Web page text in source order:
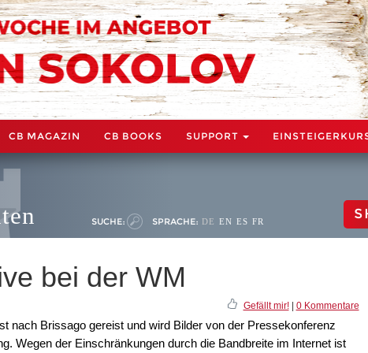
CB MAGAZIN CB BOOKS SUPPORT
SUCHE: SPRACHE: DE EN ES FR
bei der WM
Gefällt mir!| 0 Kommentare
nach Brissago gereist und wird Bilder von der Pressekonferenz
Wegen der Einschränkungen durch die Bandbreite im Internet ist